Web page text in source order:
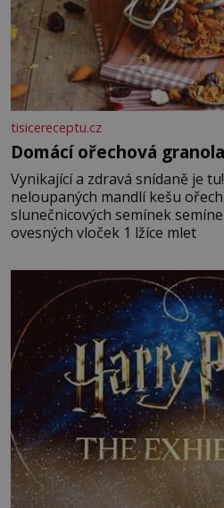
tisicereceptu.cz
Domácí ořechová
Vynikající a zdravá snídaně je tu! Suroviny Vždy 1 šálek –
neloupaných mandlí kešu
slunečnicových semínek
ovesných vloček 1 lžíce mlet